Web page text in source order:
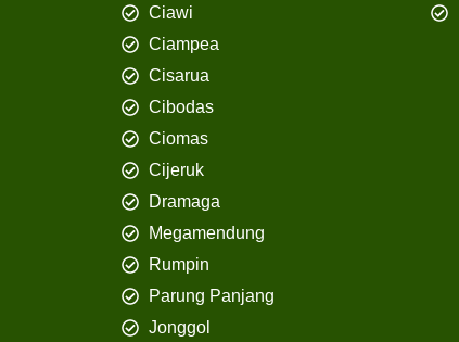
Ciawi
Ciampea
Cisarua
Cibodas
Ciomas
Cijeruk
Dramaga
Megamendung
Rumpin
Parung Panjang
Jonggol